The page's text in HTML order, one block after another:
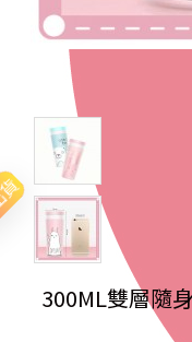
300ML雙層隨